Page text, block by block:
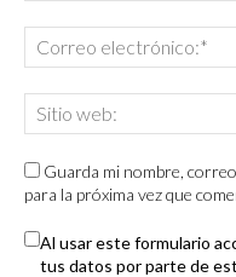
Guarda mi nombre,
para la próxima vez que
Al usar este formulario
tus datos por parte de